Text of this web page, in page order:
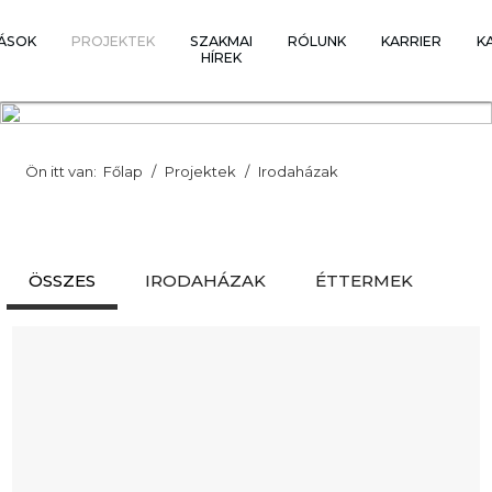
PROJEKTEK
SZAKMAI
HÍREK
RÓLUNK KARRIER
Ön itt van: Főlap Projektek Irodaházak
ÖSSZES IRODAHÁZAK ÉTTERMEK